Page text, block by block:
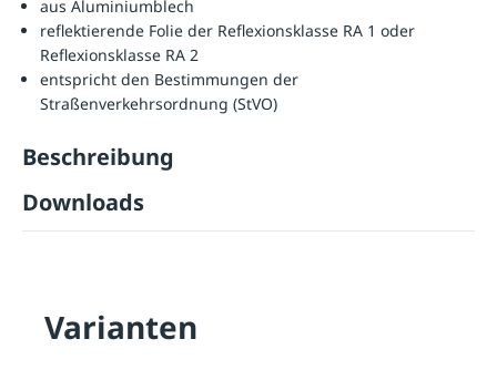
aus Aluminiumblech
reflektierende Folie der Reflexionsklasse RA 1 oder
Reflexionsklasse RA 2
entspricht den Bestimmungen der
Straßenverkehrsordnung (StVO)
Beschreibung
Downloads
Varianten